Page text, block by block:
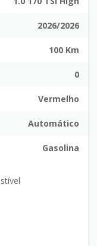
2026/2026
100 Km
0
Vermelho
Automático
Gasolina